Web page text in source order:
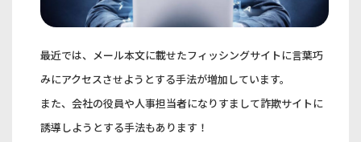
最近では、メール本文に載せたフィッシングサイトに言葉巧
みにアクセスさせようとする手法が増加しています。
また、会社の役員や人事担当者になりすまして詐欺サイトに
誘導しようとする手法もあります！